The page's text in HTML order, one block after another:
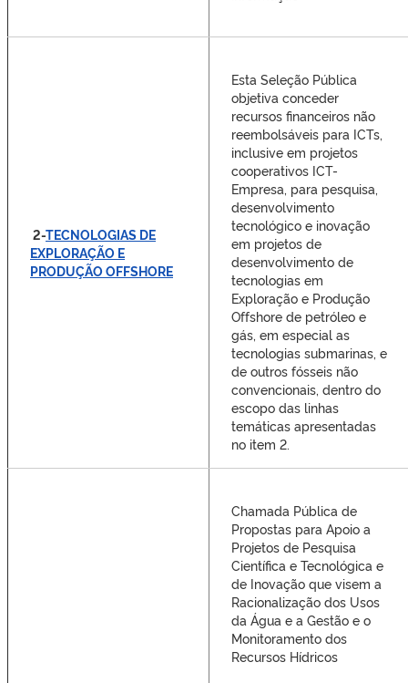
2-TECNOLOGIAS DE
EXPLORAÇÃO E
PRODUÇÃO OFFSHORE
Esta Seleção Pública
objetiva conceder
recursos financeiros não
reembolsáveis para ICTs,
inclusive em projetos
cooperativos ICT-
Empresa, para pesquisa,
desenvolvimento
tecnológico e inovação
em projetos de
desenvolvimento de
tecnologias em
Exploração e Produção
Offshore de petróleo e
gás, em especial as
tecnologias submarinas, e
de outros fósseis não
convencionais, dentro do
escopo das linhas
temáticas apresentadas
no item 2.
Chamada Pública de
Propostas para Apoio a
Projetos de Pesquisa
Científica e Tecnológica e
de Inovação que visem a
Racionalização dos Usos
da Água e a Gestão e o
Monitoramento dos
Recursos Hídricos